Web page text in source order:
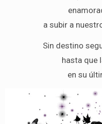
a subir a
Sin destino
hasta que
en su